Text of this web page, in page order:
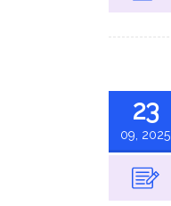
23
09, 2025